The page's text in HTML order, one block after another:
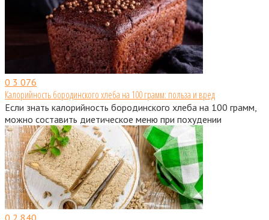
0 3 076
Калорийность бородинского хлеба на 100 грамм: польза и вред
Если знать калорийность бородинского хлеба на 100 грамм,
можно составить диетическое меню при похудении
0 2 840